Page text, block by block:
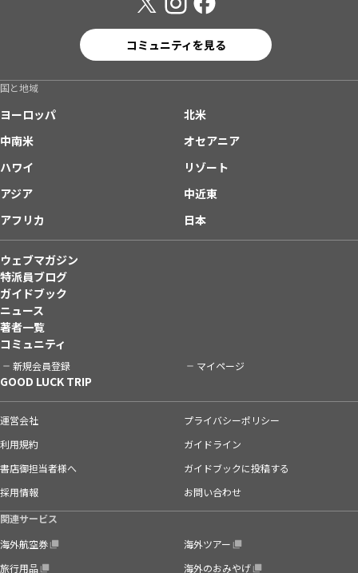
コミュニティを見る
国と地域
ヨーロッパ
北米
中南米
オセアニア
ハワイ
リゾート
アジア
中近東
アフリカ
日本
ウェブマガジン
特派員ブログ
ガイドブック
ニュース
著者一覧
コミュニティ
新規会員登録 マイページ
GOOD LUCK TRIP
運営会社
プライバシーポリシー
利用規約
ガイドライン
書店御担当者様へ
ガイドブックに投稿する
採用情報
お問い合わせ
関連サービス
海外航空券
海外ツアー
旅行用品
海外のおみやげ